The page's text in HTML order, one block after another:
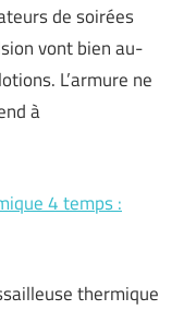
de soirées
vont bien au-
L’armure ne
à
4 temps :
thermique